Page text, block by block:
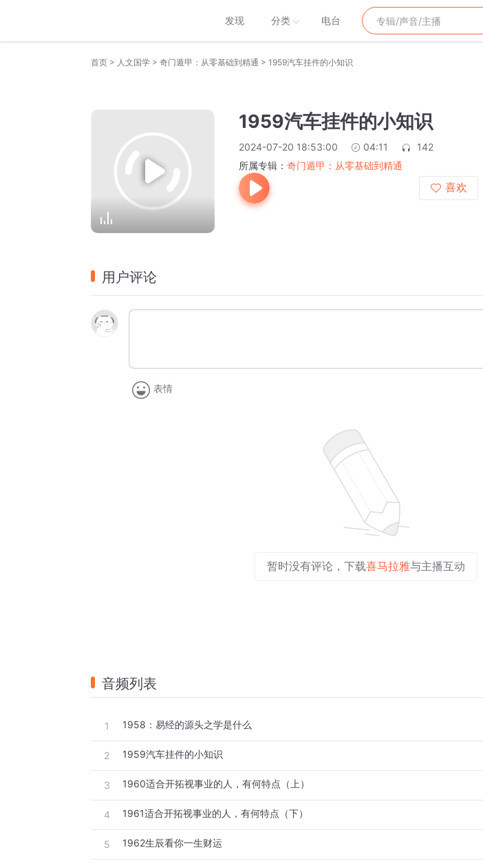
发现 分类 电台
首页 > 人文国学 > 奇门遁甲：从零基础到精通 > 1959汽车挂件的小知识
1959汽车挂件的小知识
2024-07-20 18:53:00 04:11
142
所属专辑： 奇门遁甲：从零基础到精通
喜欢
用户评论
表情
暂时没有评论，下载喜马拉雅与主播互动
音频列表
1 1958：易经的源头之学是什么
2 1959汽车挂件的小知识
3 1960适合开拓视事业的人，有何特点（上）
4 1961适合开拓视事业的人，有何特点（下）
5 1962生辰看你一生财运